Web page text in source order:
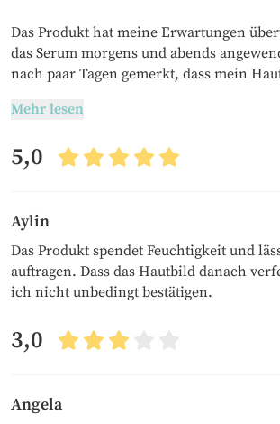
Das Produkt hat meine Erwartungen
das Serum morgens und abends
nach paar Tagen gemerkt, dass mein
Mehr lesen
5,0
Aylin
Das Produkt spendet Feuchtigkeit und
auftragen. Dass das Hautbild danach
ich nicht unbedingt bestätigen.
3,0
Angela